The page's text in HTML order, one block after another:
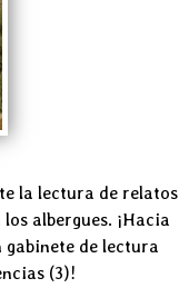
la lectura de relatos
albergues. ¡Hacia
gabinete de lectura
(3)!